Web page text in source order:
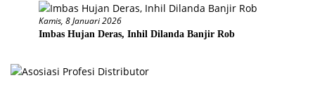
Kamis, 8 Januari 2026
Imbas Hujan Deras, Inhil Dilanda Banjir Rob